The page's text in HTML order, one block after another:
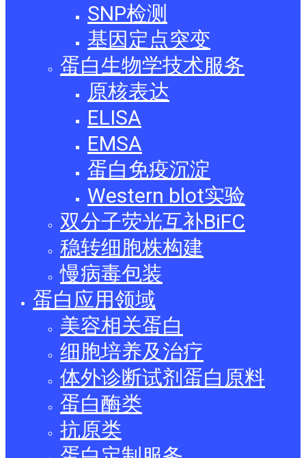
SNP检测
基因定点突变
蛋白生物学技术服务
原核表达
ELISA
EMSA
蛋白免疫沉淀
Western blot实验
双分子荧光互补BiFC
稳转细胞株构建
慢病毒包装
蛋白应用领域
美容相关蛋白
细胞培养及治疗
体外诊断试剂蛋白原料
蛋白酶类
抗原类